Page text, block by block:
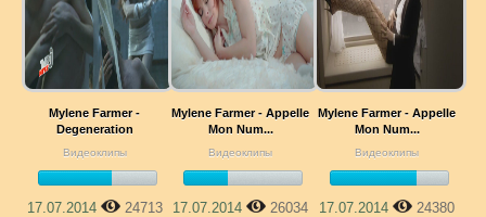
Mylene Farmer -
Degeneration
Видеоклипы
17.07.2014
24713
Mylene Farmer - Appelle
Mon Num...
Видеоклипы
17.07.2014
26034
Mylene Farmer - Appelle
Mon Num...
Видеоклипы
17.07.2014
24380